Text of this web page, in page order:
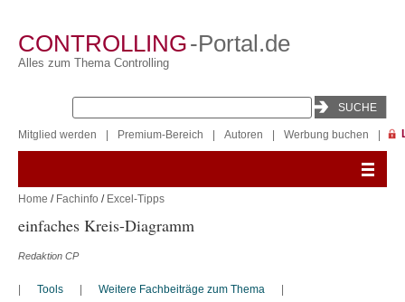
CONTROLLING-Portal.de
Alles zum Thema Controlling
Mitglied werden Premium-Bereich Autoren Werbung buchen
Home / Fachinfo / Excel-Tipps
einfaches Kreis-Diagramm
Redaktion CP
Tools Weitere Fachbeiträge zum Thema